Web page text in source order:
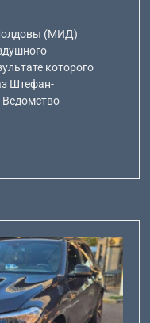
(МИД)
которого
Штефан-
Ведомство